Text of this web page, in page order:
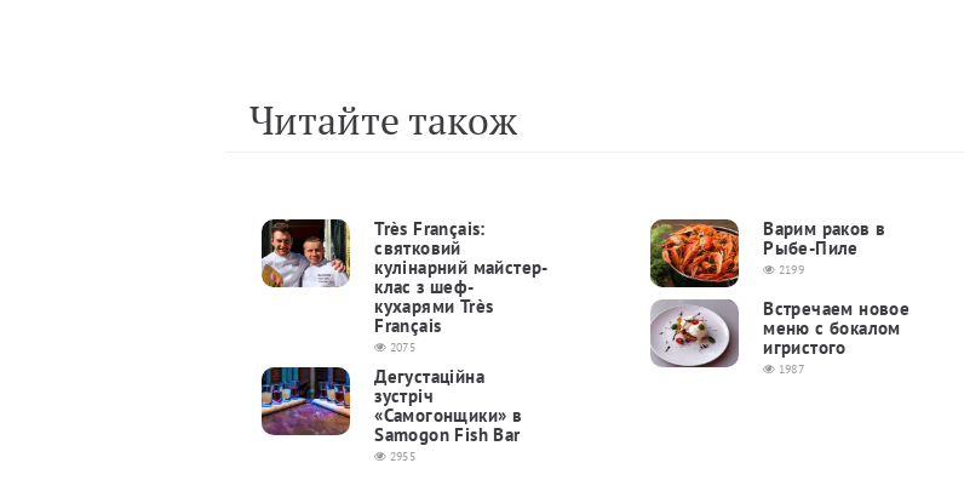
Читайте також
Très Français:
святковий
кулінарний майстер-
клас з шеф-
кухарями Très
Français
2075
Дегустаційна
зустріч
«Самогонщики» в
Samogon Fish Bar
2955
Варим раков в
Рыбе-Пиле
2199
Встречаем новое
меню с бокалом
игристого
1987